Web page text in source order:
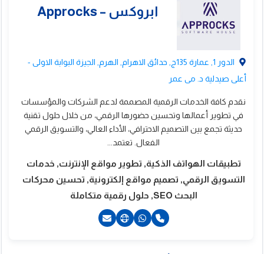
للبرمجيات
الدور 1, عمارة 135ج, حدائق الاهرام, الهرم, الجيزة البوابة الاولى -
أعلى صيدلية د. مى عمر
نقدم كافة الخدمات الرقمية المصممة لدعم الشركات والمؤسسات
في تطوير أعمالها وتحسين حضورها الرقمي، من خلال حلول تقنية
حديثة تجمع بين التصميم الاحترافي، الأداء العالي، والتسويق الرقمي
الفعال. تعتمد...
تطبيقات الهواتف الذكية, تطوير مواقع الإنترنت, خدمات
التسويق الرقمي, تصميم مواقع إلكترونية, تحسين محركات
البحث SEO, حلول رقمية متكاملة